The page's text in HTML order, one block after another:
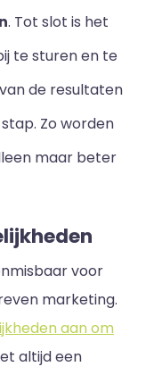
. Tot slot is het
te sturen en te
de resultaten
Zo worden
maar beter
voor
marketing.
aan om
altijd een